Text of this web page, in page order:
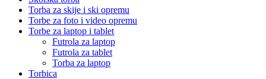
Torba za skije i ski opremu
Torbe za foto i video opremu
Torbe za laptop i tablet
Futrola za laptop
Futrola za tablet
Torba za laptop
Torbica